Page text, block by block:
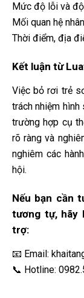
Mức độ lỗi và
Mối quan hệ
Thời điểm, địa
Kết luận từ
Việc bỏ rơi trẻ
trách nhiệm
trường hợp cụ
rõ ràng và
nghiêm các
hội.
Nếu bạn cần
tương tự, hãy
trợ:
📧 Email:
📞 Hotline: